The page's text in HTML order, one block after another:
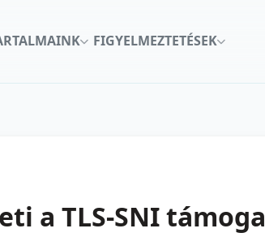
FIGYELMEZTETÉSEK
a TLS-SNI